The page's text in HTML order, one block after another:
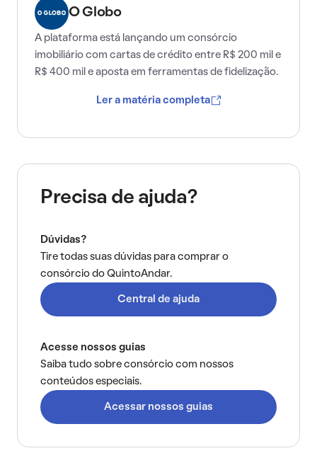
O Globo
A plataforma está lançando um consórcio
imobiliário com cartas de crédito entre R$ 200 mil e
R$ 400 mil e aposta em ferramentas de fidelização.
Ler a matéria completa
Precisa de ajuda?
Dúvidas?
Tire todas suas dúvidas para comprar o
consórcio do QuintoAndar.
Central de ajuda
Acesse nossos guias
Saiba tudo sobre consórcio com nossos
conteúdos especiais.
Acessar nossos guias